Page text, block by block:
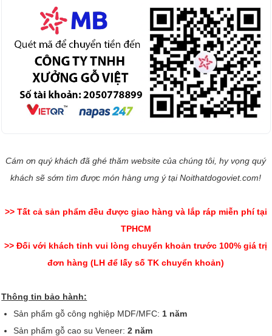
Cám ơn quý khách đã ghé thăm website của chúng tôi, hy vọng quý
khách sẽ sớm tìm được món hàng ưng ý tại Noithatdogoviet.com!
>> Tất cả sản phẩm đều được giao hàng và lắp ráp miễn phí tại
TPHCM
>> Đối với khách tỉnh vui lòng chuyển khoản trước 100% giá trị
đơn hàng (LH để lấy số TK chuyển khoản)
Thông tin bảo hành:
Sản phẩm gỗ công nghiệp MDF/MFC: 1 năm
Sản phẩm gỗ cao su Veneer:2 năm